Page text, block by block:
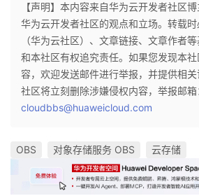
【声明】本内容来自华为云开发者社区
华为云开发者社区的观点和立场。转载
（华为云社区）、文章链接、文章作者
和本社区有权追究责任。如果您发现本
容，欢迎发送邮件进行举报，并提供相
社区将立刻删除涉嫌侵权内容，举报邮箱
cloudbbs@huaweicloud.com
OBS 对象存储服务 OBS 云存储